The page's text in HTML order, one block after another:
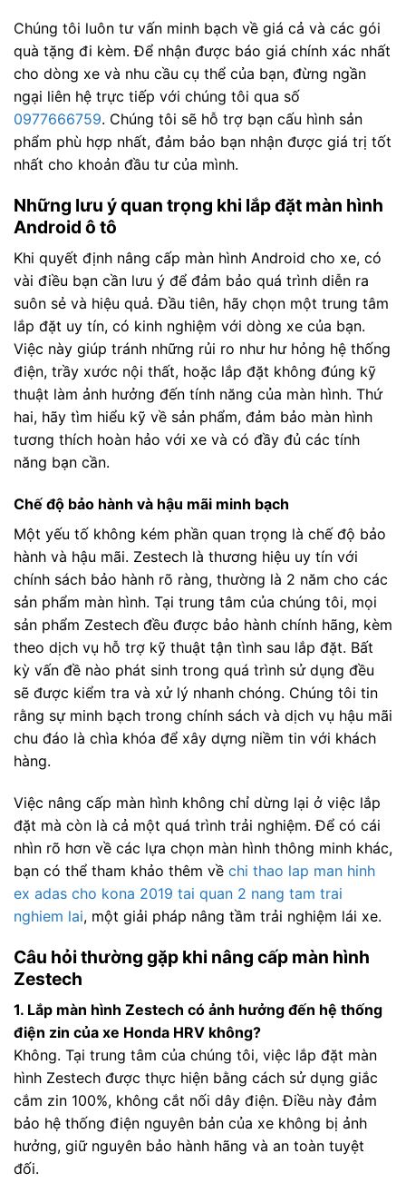
Chúng tôi luôn tư vấn minh bạch về giá cả và các gói
quà tặng đi kèm. Để nhận được báo giá chính xác nhất
cho dòng xe và nhu cầu cụ thể của bạn, đừng ngần
ngại liên hệ trực tiếp với chúng tôi qua số
0977666759. Chúng tôi sẽ hỗ trợ bạn cấu hình sản
phẩm phù hợp nhất, đảm bảo bạn nhận được giá trị tốt
nhất cho khoản đầu tư của mình.
Những lưu ý quan trọng khi lắp đặt màn hình
Android ô tô
Khi quyết định nâng cấp màn hình Android cho xe, có
vài điều bạn cần lưu ý để đảm bảo quá trình diễn ra
suôn sẻ và hiệu quả. Đầu tiên, hãy chọn một trung tâm
lắp đặt uy tín, có kinh nghiệm với dòng xe của bạn.
Việc này giúp tránh những rủi ro như hư hỏng hệ thống
điện, trầy xước nội thất, hoặc lắp đặt không đúng kỹ
thuật làm ảnh hưởng đến tính năng của màn hình. Thứ
hai, hãy tìm hiểu kỹ về sản phẩm, đảm bảo màn hình
tương thích hoàn hảo với xe và có đầy đủ các tính
năng bạn cần.
Chế độ bảo hành và hậu mãi minh bạch
Một yếu tố không kém phần quan trọng là chế độ bảo
hành và hậu mãi. Zestech là thương hiệu uy tín với
chính sách bảo hành rõ ràng, thường là 2 năm cho các
sản phẩm màn hình. Tại trung tâm của chúng tôi, mọi
sản phẩm Zestech đều được bảo hành chính hãng, kèm
theo dịch vụ hỗ trợ kỹ thuật tận tình sau lắp đặt. Bất
kỳ vấn đề nào phát sinh trong quá trình sử dụng đều
sẽ được kiểm tra và xử lý nhanh chóng. Chúng tôi tin
rằng sự minh bạch trong chính sách và dịch vụ hậu mãi
chu đáo là chìa khóa để xây dựng niềm tin với khách
hàng.
Việc nâng cấp màn hình không chỉ dừng lại ở việc lắp
đặt mà còn là cả một quá trình trải nghiệm. Để có cái
nhìn rõ hơn về các lựa chọn màn hình thông minh khác,
bạn có thể tham khảo thêm về chi thao lap man hinh
ex adas cho kona 2019 tai quan 2 nang tam trai
nghiem lai, một giải pháp nâng tầm trải nghiệm lái xe.
Câu hỏi thường gặp khi nâng cấp màn hình
Zestech
1. Lắp màn hình Zestech có ảnh hưởng đến hệ thống
điện zin của xe Honda HRV không?
Không. Tại trung tâm của chúng tôi, việc lắp đặt màn
hình Zestech được thực hiện bằng cách sử dụng giắc
cắm zin 100%, không cắt nối dây điện. Điều này đảm
bảo hệ thống điện nguyên bản của xe không bị ảnh
hưởng, giữ nguyên bảo hành hãng và an toàn tuyệt
đối.